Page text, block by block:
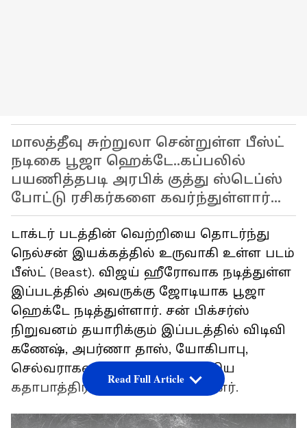
மாலத்தீவு சுற்றுலா சென்றுள்ள பீஸ்ட்
நடிகை பூஜா ஹெக்டே..கப்பலில்
பயணித்தபடி அரபிக் குத்து ஸ்டெப்ஸ்
போட்டு ரசிகர்களை கவர்ந்துள்ளார்...
டாக்டர் படத்தின் வெற்றியை தொடர்ந்து
நெல்சன் இயக்கத்தில் உருவாகி உள்ள படம்
பீஸ்ட் (Beast). விஜய் ஹீரோவாக நடித்துள்ள
இப்படத்தில் அவருக்கு ஜோடியாக பூஜா
ஹெக்டே நடித்துள்ளார். சன் பிக்சர்ஸ்
நிறுவனம் தயாரிக்கும் இப்படத்தில் விடிவி
கணேஷ், அபர்ணா தாஸ், யோகிபாபு,
செல்வராகவன் ஆகியோர் முக்கிய
கதாபாத்திரங்களில் நடித்துள்ளனர்.
Read Full Article